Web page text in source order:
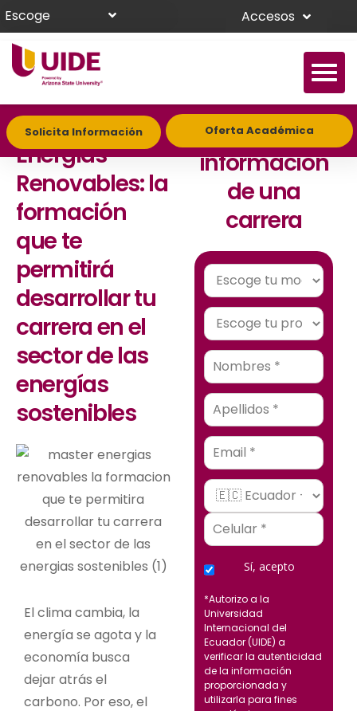
Escoge Accesos
Solicita Información Oferta Académica
Máster en
Energías
Renovables: la
formación
que te
permitirá
desarrollar tu
carrera en el
sector de las
energías
sostenibles
El clima cambia, la
energía se agota y la
economía busca
dejar atrás el
carbono. Por eso, el
Solicita
información
de una
carrera
Email
Sí, acepto
*Autorizo a la
Universidad
Internacional del
Ecuador (UIDE) a
verificar la autenticidad
de la información
proporcionada y
utilizarla para fines